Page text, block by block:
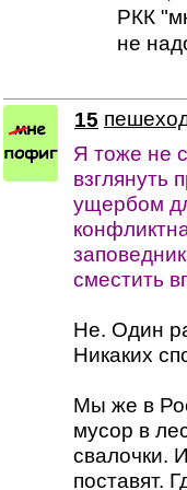
РКК
не
15
Я тоже не
взглянуть
ущербом
сместить
Не. Один
Никаких
Мы же в
мусор в
свалочки.
поставят.